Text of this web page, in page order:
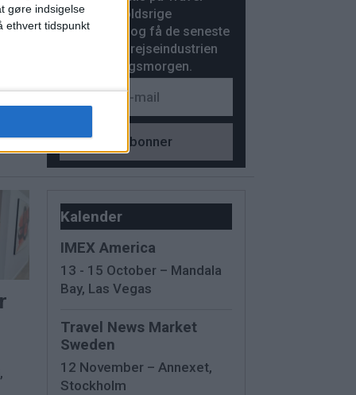
gøre indsigelse
ethvert tidspunkt
News’ indholdsrige
nyhedsbrev og få de seneste
nyheder fra rejseindustrien
hver hverdagsmorgen.
Kalender
IMEX America
13 - 15 October – Mandala
Bay, Las Vegas
Travel News Market
Sweden
12 November – Annexet,
Stockholm